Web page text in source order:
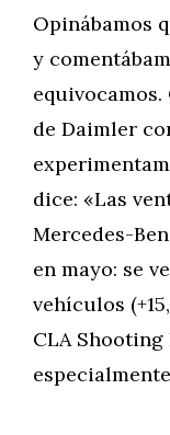
Opinábamos
y
de Daimler
dice: «Las
Mercedes-
en mayo: se
vehículos
CLA